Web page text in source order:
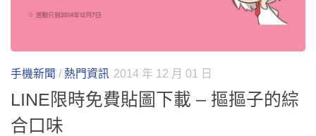
手機新聞 / 熱門資訊 2014 年 12 月 01 日
LINE限時免費貼圖下載 – 摳摳子的綜
合口味